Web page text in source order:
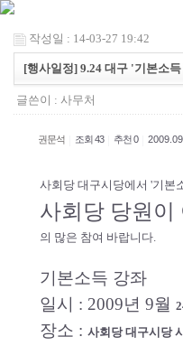
작성일 : 14-03-27 19:42
[행사일정] 9.24 대구 '기본소
글쓴이 : 사무처
권문석 조회 43 추천 0
사회당 대구시당에서 '기본
사회당 당원
의 많은 참여 바랍니다.
기본소득 강좌
일시 : 2009년 9월
장소 : 사회당 대구시당